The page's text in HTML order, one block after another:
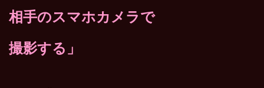
相手のスマホカメラで
撮影する」